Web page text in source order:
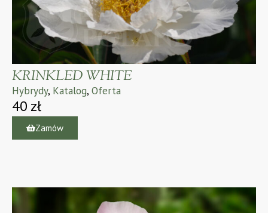
KRINKLED WHITE
Hybrydy, Katalog, Oferta
40 zł
Zamów